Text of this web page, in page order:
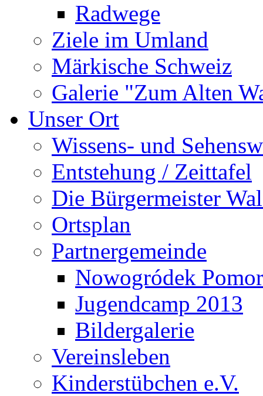
Radwege
Ziele im Umland
Märkische Schweiz
Galerie "Zum Alten
Unser Ort
Wissens- und
Entstehung / Zeittafel
Die Bürgermeister
Ortsplan
Partnergemeinde
Nowogródek
Jugendcamp 2013
Bildergalerie
Vereinsleben
Kinderstübchen e.V.